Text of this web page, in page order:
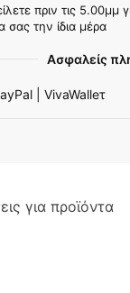
πριν τις 5.00μμ
σας την ίδια μέρα
Ασφαλείς
| VivaWalleτ
για προϊόντα